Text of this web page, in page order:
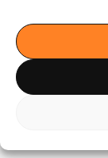
— Verken
tips voor een
verzameld op